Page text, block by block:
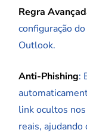
Regra
configuração
Outlook.
Anti-Phishing:
link ocultos
reais,